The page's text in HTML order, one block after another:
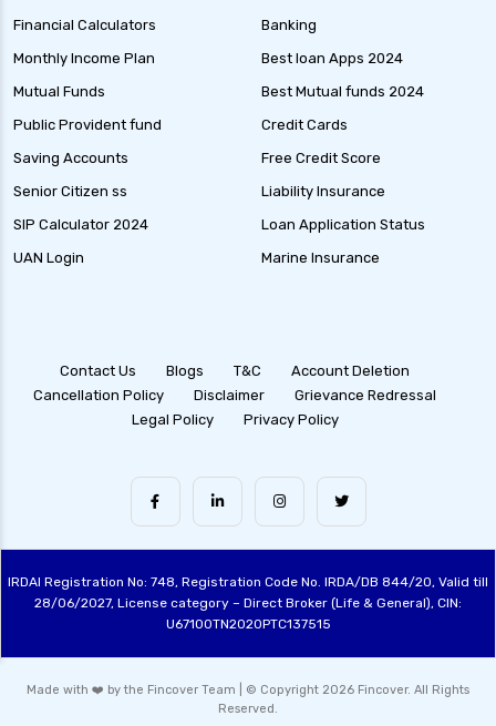
Financial Calculators
Monthly Income Plan
Mutual Funds
Public Provident fund
Saving Accounts
Senior Citizen ss
SIP Calculator 2024
UAN Login
Banking
Best loan Apps 2024
Best Mutual funds 2024
Credit Cards
Free Credit Score
Liability Insurance
Loan Application Status
Marine Insurance
Contact Us Blogs T&C
Account Deletion
Cancellation Policy
Disclaimer
Grievance Redressal
Legal Policy
Privacy Policy
IRDAI Registration No: 748, Registration Code No. IRDA/DB 844/20, Valid till
28/06/2027, License category – Direct Broker (Life & General), CIN:
U67100TN2020PTC137515
Made with ❤️ by the Fincover Team | © Copyright 2026 Fincover. All Rights
Reserved.